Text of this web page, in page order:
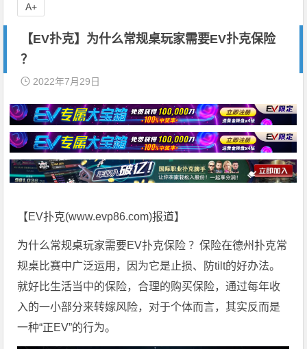
【EV扑克】为什么常规桌玩家需要EV扑克保险
？
2022年7月29日
【EV扑克(www.evp86.com)报道】
为什么常规桌玩家需要EV扑克保险 ？保险在德州扑克常
规桌比赛中广泛运用，因为它是止损、防tilt的好办法。
就好比生活当中的保险，合理的购买保险，通过每年收
入的一小部分来转嫁风险，对于个体而言，其实反而是
一种“正EV”的行为。
A+